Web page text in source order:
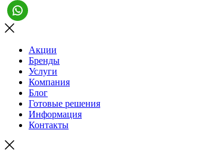
Акции
Бренды
Услуги
Компания
Блог
Готовые решения
Информация
Контакты